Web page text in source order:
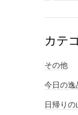
カテ
その他
今日の逸
日帰りの